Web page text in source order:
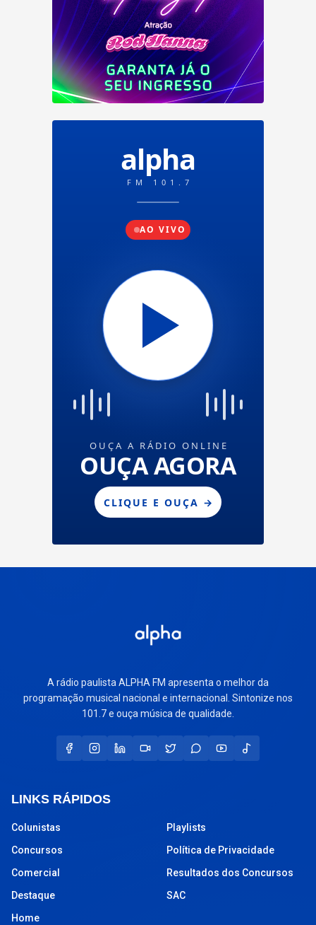
A rádio paulista ALPHA FM apresenta o melhor da
programação musical nacional e internacional. Sintonize nos
101.7 e ouça música de qualidade.
LINKS RÁPIDOS
Colunistas
Concursos
Comercial
Destaque
Home
Playlists
Política de Privacidade
Resultados dos Concursos
SAC